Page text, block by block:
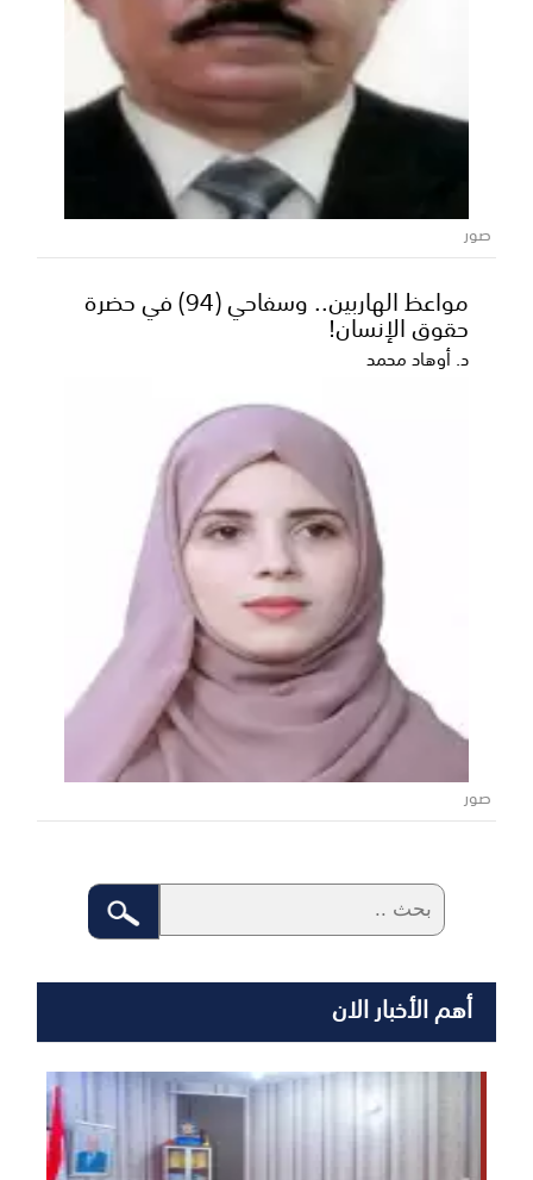
صور
مواعظ الهاربين.. وسفاحي (94) في حضرة
حقوق الإنسان!
د. أوهاد محمد
صور
أهم الأخبار الان